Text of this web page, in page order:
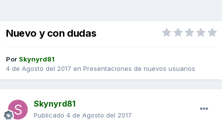
Nuevo y con dudas
Por Skynyrd81
4 de Agosto del 2017 en Presentaciones de nuevos usuarios
Skynyrd81
Publicado 4 de Agosto del 2017